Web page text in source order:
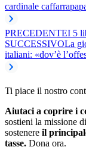
cardinale caffarra
PRECEDENTEI 5
SUCCESSIVOLa
italiani: «dov’è
Ti piace il nostro
Aiutaci a coprire i
sostieni la missione
sostenere il
tasse. Dona ora.